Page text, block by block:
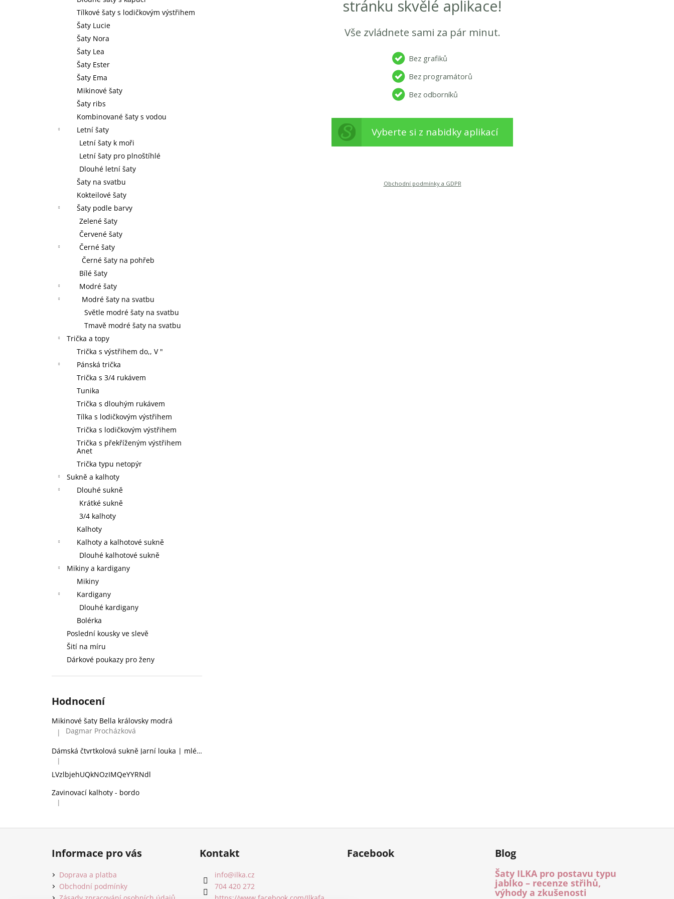
Tílkové šaty s lodičkovým výstřihem
Šaty Lucie
Šaty Nora
Šaty Lea
Šaty Ester
Šaty Ema
Mikinové šaty
Šaty ribs
Kombinované šaty s vodou
Letní šaty
Letní šaty k moři
Letní šaty pro plnoštíhlé
Dlouhé letní šaty
Šaty na svatbu
Kokteilové šaty
Šaty podle barvy
Zelené šaty
Červené šaty
Černé šaty
Černé šaty na pohřeb
Bílé šaty
Modré šaty
Modré šaty na svatbu
Světle modré šaty na svatbu
Tmavě modré šaty na svatbu
Trička a topy
Trička s výstřihem do,, V "
Pánská trička
Trička s 3/4 rukávem
Tunika
Trička s dlouhým rukávem
Tílka s lodičkovým výstřihem
Trička s lodičkovým výstřihem
Trička s překříženým výstřihem
Anet
Trička typu netopýr
Sukně a kalhoty
Dlouhé sukně
Krátké sukně
3/4 kalhoty
Kalhoty
Kalhoty a kalhotové sukně
Dlouhé kalhotové sukně
Mikiny a kardigany
Mikiny
Kardigany
Dlouhé kardigany
Bolérka
Poslední kousky ve slevě
Šití na míru
Dárkové poukazy pro ženy
Hodnocení
Mikinové šaty Bella královsky modrá
Hodnocení produktu je 5 z 5 hvězdiček.
| Dagmar Procházková
Dámská čtvrtkolová sukně Jarní louka | mléčné hedvábí
Hodnocení produktu je 2 z 5 hvězdiček.
|
LVzlbjehUQkNOzIMQeYYRNdl
Zavinovací kalhoty - bordo
Hodnocení produktu je 5 z 5 hvězdiček.
|
Z
Informace pro vás
Doprava a platba
Obchodní podmínky
Kontakt
info@ilka.cz
704 420 272
Facebook Blog
Šaty ILKA pro postavu typu
jablko – recenze střihů,
výhody a zkušenosti